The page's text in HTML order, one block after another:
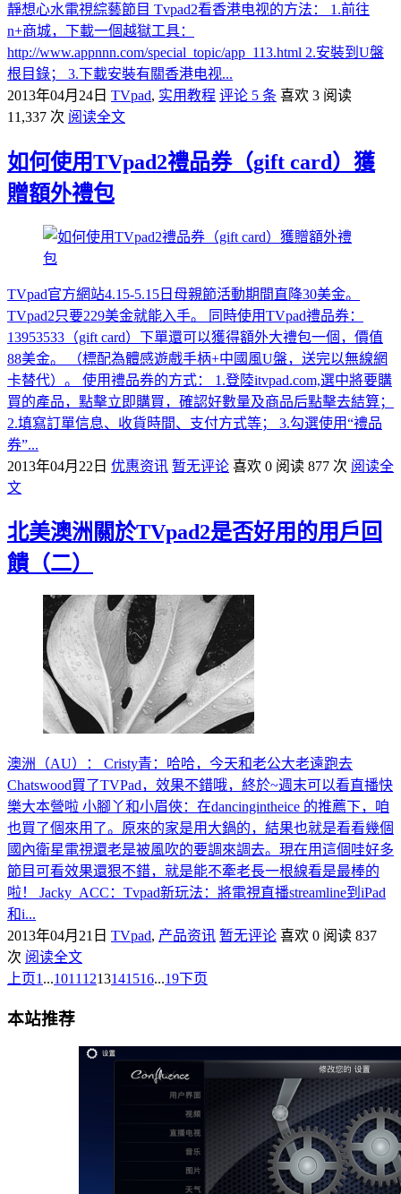
靜想心水電視綜藝節目 Tvpad2看香港电视的方法： 1.前往
n+商城，下載一個越獄工具：
http://www.appnnn.com/special_topic/app_113.html 2.安裝到U盤
根目錄； 3.下載安裝有關香港电视...
2013年04月24日 TVpad, 实用教程 评论 5 条 喜欢 3 阅读
11,337 次 阅读全文
如何使用TVpad2禮品券（gift card）獲
贈額外禮包
TVpad官方網站4.15-5.15日母親節活動期間直降30美金。
TVpad2只要229美金就能入手。 同時使用TVpad禮品券：
13953533（gift card）下單還可以獲得額外大禮包一個，價值
88美金。 （標配為體感遊戲手柄+中國風U盤，送完以無線網
卡替代）。 使用禮品券的方式： 1.登陸itvpad.com,選中將要購
買的產品，點擊立即購買，確認好數量及商品后點擊去結算；
2.填寫訂單信息、收貨時間、支付方式等； 3.勾選使用“禮品
券”...
2013年04月22日 优惠资讯 暂无评论 喜欢 0 阅读 877 次 阅读全
文
北美澳洲關於TVpad2是否好用的用戶回
饋（二）
澳洲（AU）： Cristy青：哈哈，今天和老公大老遠跑去
Chatswood買了TVPad，效果不錯哦，終於~週末可以看直播快
樂大本營啦 小腳丫和小眉俠：在dancingintheice 的推薦下，咱
也買了個來用了。原來的家是用大鍋的，結果也就是看看幾個
國內衛星電視還老是被風吹的要調來調去。現在用這個哇好多
節目可看效果還狠不錯，就是能不牽老長一根線看是最棒的
啦！ Jacky_ACC：Tvpad新玩法：將電視直播streamline到iPad
和i...
2013年04月21日 TVpad, 产品资讯 暂无评论 喜欢 0 阅读 837
次 阅读全文
上页1 ...1011 1213141516...19下页
本站推荐